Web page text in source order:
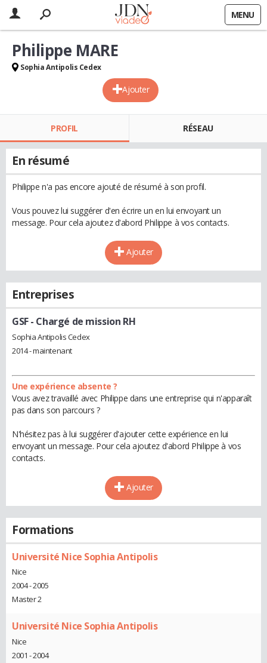
MENU
Ajouter
Philippe MARE
Sophia Antipolis Cedex
PROFIL RÉSEAU
En résumé
Philippe n'a pas encore ajouté de résumé à son profil.
Vous pouvez lui suggérer d'en écrire un en lui envoyant un
message. Pour cela ajoutez d'abord Philippe à vos contacts.
Ajouter
Entreprises
GSF- Chargé de mission RH
Sophia Antipolis Cedex
2014 - maintenant
Une expérience absente ?
Vous avez travaillé avec Philippe dans une entreprise qui n'apparaît
pas dans son parcours ?
N'hésitez pas à lui suggérer d'ajouter cette expérience en lui
envoyant un message. Pour cela ajoutez d'abord Philippe à vos
contacts.
Ajouter
Formations
Université Nice Sophia Antipolis
Nice
2004 - 2005
Master 2
Université Nice Sophia Antipolis
Nice
2001 - 2004